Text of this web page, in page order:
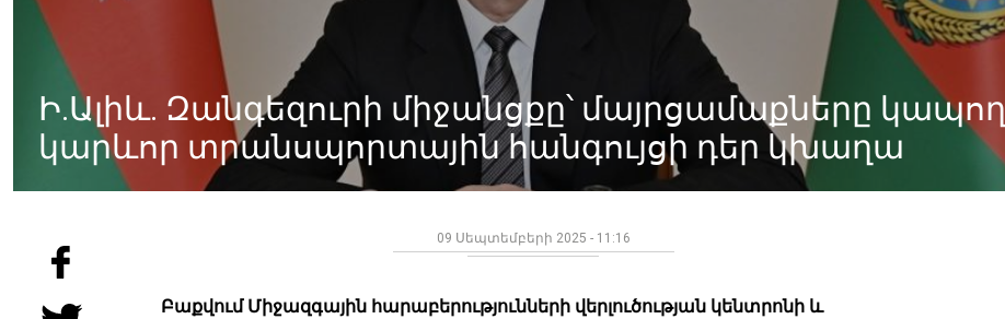
Ի.Ալիև. Զանգեզուրի միջանցքը՝ մայրցամաքները կապող
կարևոր տրանսպորտային հանգույցի դեր կխաղա
09 Սեպտեմբերի 2025 - 11:16
Բաքվում Միջազգային հարաբերությունների վերլուծության կենտրոնի և